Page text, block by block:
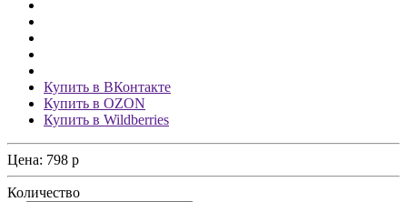
Купить в ВКонтакте
Купить в OZON
Купить в Wildberries
Цена: 798 p
Количество